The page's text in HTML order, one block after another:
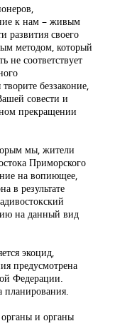
к нам – живым
развития своего
методом, который
не соответствует
беззаконие,
совести и
прекращении
мы, жители
Приморского
на вопиющее,
в результате
на данный вид
экоцид,
предусмотрена
Федерации.
и органы